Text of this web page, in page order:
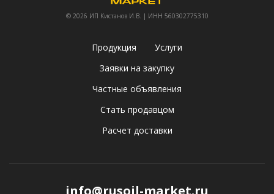
© 2026 ИП Кистанов И.В. | ИНН 560302775310
Продукция
Услуги
Заявки на закупку
Частные объявления
Стать продавцом
Расчет доставки
info@rusoil-market.ru